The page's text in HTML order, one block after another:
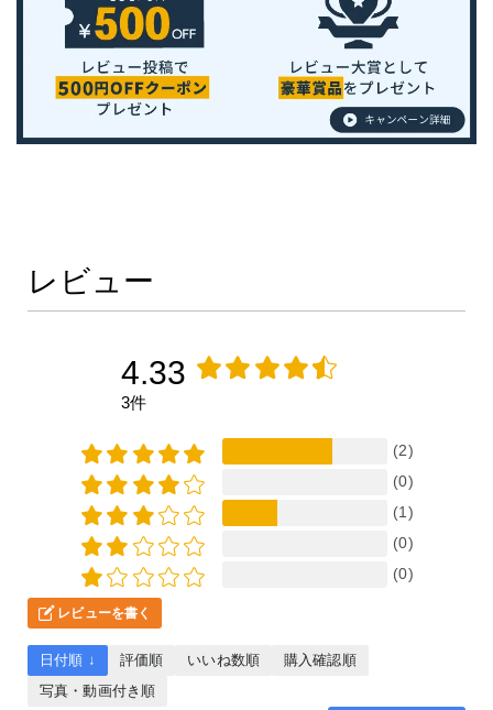
レビュー
4.33
3件
(2)
(0)
(1)
(0)
(0)
レビューを書く
日付順 ↓ 評価順 いいね数順
購入確認順
写真・動画付き順